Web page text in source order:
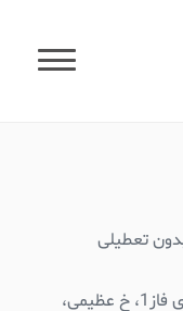
شهرک اکباتان، بلوار نفیسی،روبه روی فاز1، خ عظیمی،